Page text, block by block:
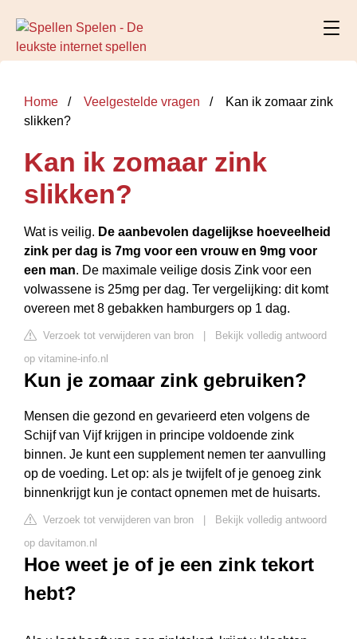
Home Veelgestelde vragen
Kan ik zomaar zink
slikken?
Kan ik zomaar zink
slikken?
Wat is veilig. De aanbevolen dagelijkse hoeveelheid
zink per dag is 7mg voor een vrouw en 9mg voor
een man. De maximale veilige dosis Zink voor een
volwassene is 25mg per dag. Ter vergelijking: dit komt
overeen met 8 gebakken hamburgers op 1 dag.
Verzoek tot verwijderen van bron
Bekijk volledig antwoord
op vitamine-info.nl
Kun je zomaar zink gebruiken?
Mensen die gezond en gevarieerd eten volgens de
Schijf van Vijf krijgen in principe voldoende zink
binnen. Je kunt een supplement nemen ter aanvulling
op de voeding. Let op: als je twijfelt of je genoeg zink
binnenkrijgt kun je contact opnemen met de huisarts.
Verzoek tot verwijderen van bron
Bekijk volledig antwoord
op davitamon.nl
Hoe weet je of je een zink tekort
hebt?